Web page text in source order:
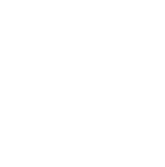
nota de prensa que
atención a
Social, Igualdad y
se pueda ver
coordinación con la
pendiente de la